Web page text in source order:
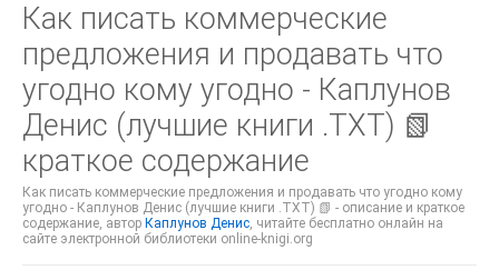
Как писать коммерческие
предложения и продавать что
угодно кому угодно - Каплунов
Денис (лучшие книги .TXT) 📗
краткое содержание
Как писать коммерческие предложения и продавать что угодно кому
угодно - Каплунов Денис (лучшие книги .TXT) 📗 - описание и краткое
содержание, автор Каплунов Денис, читайте бесплатно онлайн на
сайте электронной библиотеки online-knigi.org